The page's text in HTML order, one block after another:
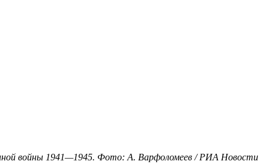
войны 1941—1945. Фото: А. Варфоломеев / РИА Новости